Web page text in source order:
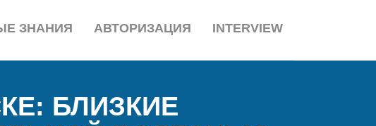
INTERVIEW
АВТОРИЗАЦИЯ
ЗНАНИЯ
БЛИЗКИЕ